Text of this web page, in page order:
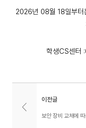
2026년 08월 18일부
학생CS센
이전글